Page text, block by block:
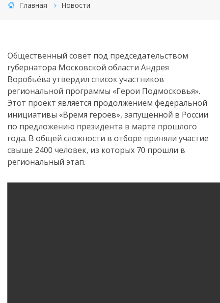
Главная Новости
Общественный совет под председательством
губернатора Московской области Андрея
Воробьёва утвердил список участников
региональной программы «Герои Подмосковья».
Этот проект является продолжением федеральной
инициативы «Время героев», запущенной в России
по предложению президента в марте прошлого
года. В общей сложности в отборе приняли участие
свыше 2400 человек, из которых 70 прошли в
региональный этап.